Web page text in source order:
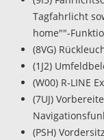
Tagfahrlicht
home""-
(8VG)
(1J2)
(W00) R-LINE
(7UJ)
(PSH)